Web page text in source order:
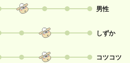
男性
しずか
コツコツ